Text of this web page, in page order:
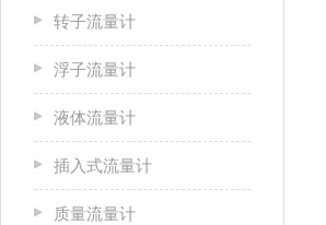
转子流量计
浮子流量计
液体流量计
插入式流量计
质量流量计